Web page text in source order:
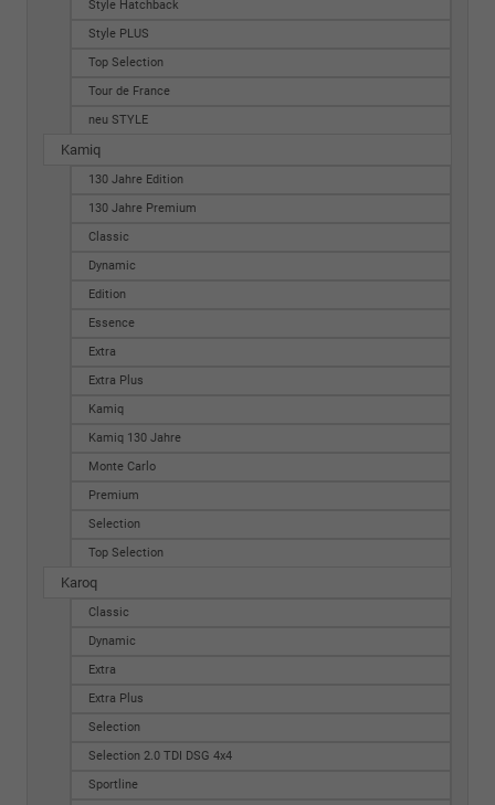
Style Hatchback
Style PLUS
Top Selection
Tour de France
neu STYLE
Kamiq
130 Jahre Edition
130 Jahre Premium
Classic
Dynamic
Edition
Essence
Extra
Extra Plus
Kamiq
Kamiq 130 Jahre
Monte Carlo
Premium
Selection
Top Selection
Karoq
Classic
Dynamic
Extra
Extra Plus
Selection
Selection 2.0 TDI DSG 4x4
Sportline